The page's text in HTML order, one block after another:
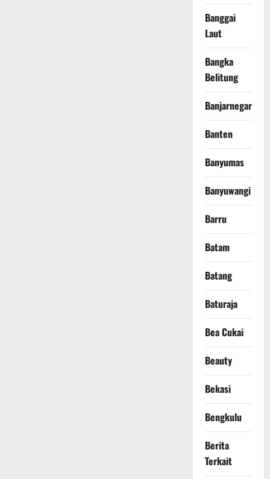
Banggai
Laut
Bangka
Belitung
Banjarnegara
Banten
Banyumas
Banyuwangi
Barru
Batam
Batang
Baturaja
Bea Cukai
Beauty
Bekasi
Bengkulu
Berita
Terkait